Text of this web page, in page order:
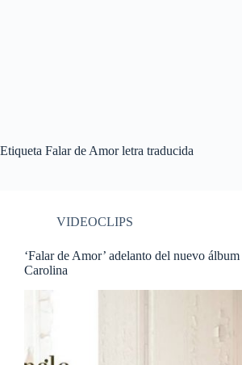
Etiqueta Falar de Amor letra traducida
VIDEOCLIPS
‘Falar de Amor’ adelanto del nuevo álbum
Carolina